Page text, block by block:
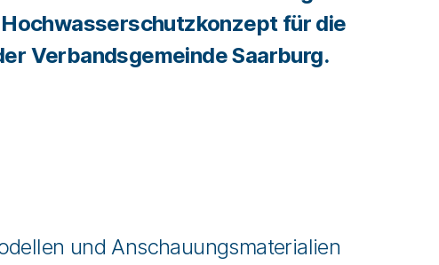
für die
Verbandsgemeinde Saarburg.
und Anschauungsmaterialien